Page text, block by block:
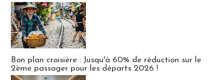
Bon plan croisière : Jusqu'à 60% de réduction sur le
2ème passager pour les départs 2026 !